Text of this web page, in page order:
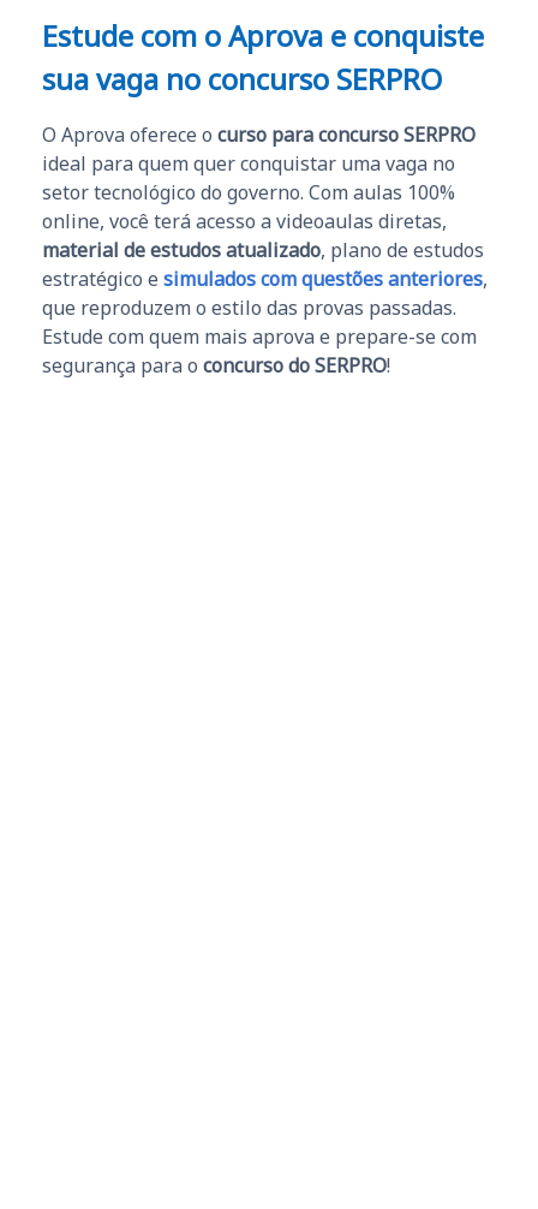
Estude com o Aprova e conquiste
sua vaga no concurso SERPRO
O Aprova oferece o curso para concurso SERPRO
ideal para quem quer conquistar uma vaga no
setor tecnológico do governo. Com aulas 100%
online, você terá acesso a videoaulas diretas,
material de estudos atualizado, plano de estudos
estratégico e simulados com questões anteriores,
que reproduzem o estilo das provas passadas.
Estude com quem mais aprova e prepare-se com
segurança para o concurso do SERPRO!